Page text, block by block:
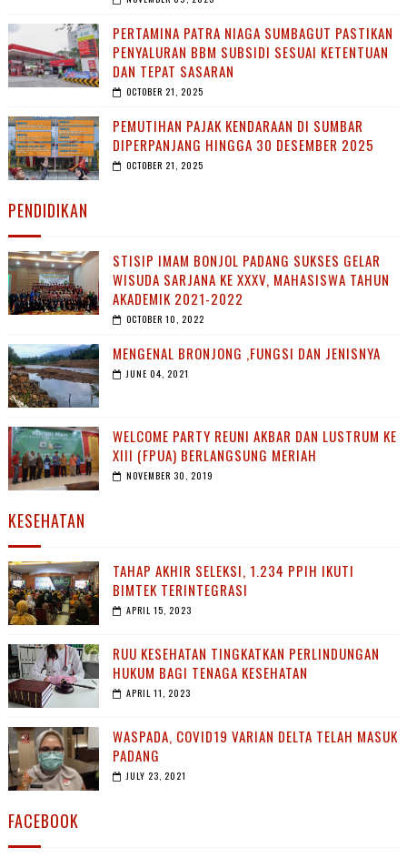
PERTAMINA PATRA NIAGA SUMBAGUT PASTIKAN
PENYALURAN BBM SUBSIDI SESUAI KETENTUAN
DAN TEPAT SASARAN
OCTOBER 21, 2025
PEMUTIHAN PAJAK KENDARAAN DI SUMBAR
DIPERPANJANG HINGGA 30 DESEMBER 2025
OCTOBER 21, 2025
PENDIDIKAN
STISIP IMAM BONJOL PADANG SUKSES GELAR
WISUDA SARJANA KE XXXV, MAHASISWA TAHUN
AKADEMIK 2021-2022
OCTOBER 10, 2022
MENGENAL BRONJONG ,FUNGSI DAN JENISNYA
JUNE 04, 2021
WELCOME PARTY REUNI AKBAR DAN LUSTRUM KE
XIII (FPUA) BERLANGSUNG MERIAH
NOVEMBER 30, 2019
KESEHATAN
TAHAP AKHIR SELEKSI, 1.234 PPIH IKUTI
BIMTEK TERINTEGRASI
APRIL 15, 2023
RUU KESEHATAN TINGKATKAN PERLINDUNGAN
HUKUM BAGI TENAGA KESEHATAN
APRIL 11, 2023
WASPADA, COVID19 VARIAN DELTA TELAH MASUK
PADANG
JULY 23, 2021
FACEBOOK